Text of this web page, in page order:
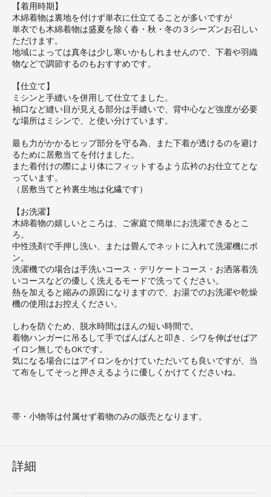
【着用時期】
木綿着物は裏地を付けず単衣に仕立てることが多いですが
単衣でも木綿着物は盛夏を除く春・秋・冬の３シーズンお召しい
ただけます。
地域によっては真冬は少し寒いかもしれませんので、下着や羽織
物などで調節するのもおすすめです。
【仕立て】
ミシンと手縫いを併用して仕立てました。
袖口など縫い目が見える部分は手縫いで、背中心など強度が必要
な場所はミシンで、と使い分けています。
最も力がかかるヒップ部分を守る為、また下着が透けるのを避け
るために居敷当てを付けました。
また着付けの際により体にフィットするよう広衿のお仕立てとな
っています。
（居敷当てと衿裏生地は化繊です）
【お洗濯】
木綿着物の嬉しいところは、ご家庭で簡単にお洗濯できるとこ
ろ。
中性洗剤で手押し洗い、または畳んでネットに入れて洗濯機にポ
ン。
洗濯機での場合は手洗いコース・デリケートコース・お洒落着洗
いコースなどの優しく洗えるモードで洗ってください。
熱を加えると縮みの原因になりますので、お湯でのお洗濯や乾燥
機の使用はお控えください。
しわを防ぐため、脱水時間はほんの短い時間で。
着物ハンガーに吊るして手でぱんぱんと叩き、シワを伸ばせばア
イロン無しでもOKです。
気になる場合にはアイロンをかけていただいても良いですが、当
て布をしてそっと押さえるように優しくかけてくださいね。
帯・小物等は付属せず着物のみの販売となります。
詳細